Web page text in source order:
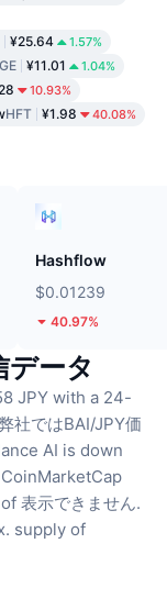
¥25.64 1.57%
¥11.01 1.04%
10.93%
HFT ¥1.98 40.08%
Hashflow
$0.01239
40.97%
ータ
JPY with a 24-
社ではBAI/JPY価
AI is down
表示できません.
supply of